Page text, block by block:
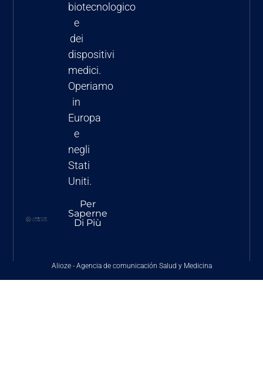
biotecnologico
e
dei
dispositivi
medici.
Operiamo
in
Europa
e
negli
Stati
Uniti.
Per
Saperne
Di Più
Alioze- Agencia de comunicación Salud y Medicina